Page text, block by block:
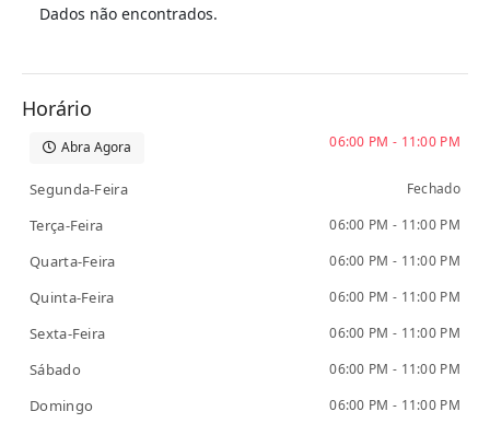
Dados não encontrados.
Horário
Abra Agora 06:00 PM - 11:00 PM
Segunda-Feira Fechado
Terça-Feira 06:00 PM - 11:00 PM
Quarta-Feira 06:00 PM - 11:00 PM
Quinta-Feira 06:00 PM - 11:00 PM
Sexta-Feira 06:00 PM - 11:00 PM
Sábado 06:00 PM - 11:00 PM
Domingo 06:00 PM - 11:00 PM